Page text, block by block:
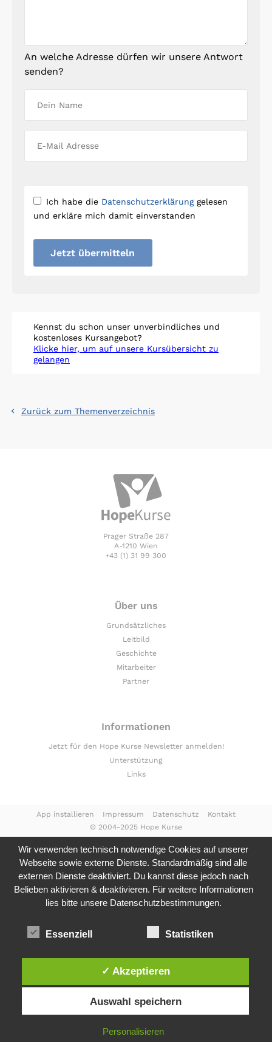
An welche Adresse dürfen wir unsere Antwort
senden?
Ich habe die Datenschutzerklärunggelesen
und erkläre mich damit einverstanden
Jetzt übermitteln
Kennst du schon unser unverbindliches und
kostenloses Kursangebot?
Klicke hier, um auf unsere Kursübersicht zu
gelangen
Zurück zum Themenverzeichnis
Prager Straße 287
A-1210 Wien
+43 (1) 31 99 300
Über uns
Grundsätzliches
Leitbild
Geschichte
Mitarbeiter
Partner
Informationen
Jetzt für den Hope Kurse Newsletter anmelden!
Unterstützung
Links
© 2004-2025 Hope Kurse
App installieren Impressum Datenschutz Kontakt
Wir verwenden technisch notwendige Cookies auf unserer
Webseite sowie externe Dienste. Standardmäßig sind alle
externen Dienste deaktiviert. Du kannst diese jedoch nach
Belieben aktivieren & deaktivieren. Für weitere Informationen
lies bitte unsere Datenschutzbestimmungen.
Essenziell Statistiken
✓ Akzeptieren
Auswahl speichern
Personalisieren